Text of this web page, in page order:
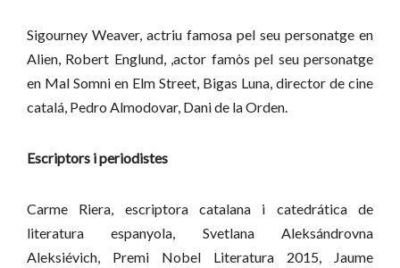
Sigourney Weaver, actriu famosa pel seu personatge en
Alien, Robert Englund, ,actor famòs pel seu personatge
en Mal Somni en Elm Street, Bigas Luna, director de cine
catalá, Pedro Almodovar, Dani de la Orden.
Escriptors i periodistes
Carme Riera, escriptora catalana i catedrática de
literatura espanyola, Svetlana Aleksándrovna
Aleksiévich, Premi Nobel Literatura 2015,
Jaume